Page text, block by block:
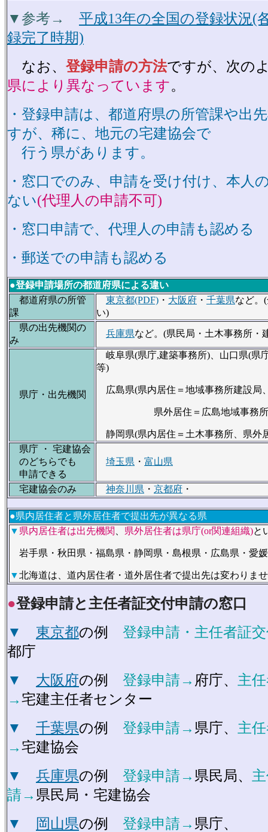
▼参考→
平成13年の全国の登録状況(
録完了時期)
なお、 登録申請の方法ですが、次の
県により異なっています。
・登録申請は、都道府県の所管課や出
すが、稀に、地元の宅建協会で
行う県があります。
・窓口でのみ、申請を受け付け、本人
ない(代理人の申請不可)
・窓口申請で、代理人の申請も認める
・郵送での申請も認める
●登録申請場所の都道府県による違い
都道府県の所管
課
東京都(PDF) ・ 大阪府 ・ 千葉県など。
い)
県の出先機関の
み
兵庫県など。(県民局・土木事務所・
県庁・出先機関
岐阜県(県庁,建築事務所)、山口県(県
等)
広島県(県内居住＝地域事務所建設局
県外居住＝広島地域事務所
静岡県(県内居住＝土木事務所、県外
県庁 ・ 宅建協会
のどちらでも
申請できる
埼玉県 ・ 富山県
宅建協会のみ 神奈川県 ・ 京都府 ・
●県内居住者と県外居住者で提出先が異なる県
▼ 県内居住者は出先機関 県外居住者は県庁(or関連組織)と
岩手県・秋田県・福島県・静岡県・島根県・広島県・愛
▼北海道は、道内居住者・道外居住者で提出先は変わり
●登録申請と主任者証交付申請の窓口
▼
東京都の例 登録申請・主任者証
都庁
▼
大阪府の例 登録申請→ 府庁、 主
→宅建主任者センター
▼
千葉県の例 登録申請→ 県庁、 主
→宅建協会
▼
兵庫県の例 登録申請→ 県民局、
請→ 県民局・宅建協会
▼
岡山県の例 登録申請→ 県庁、